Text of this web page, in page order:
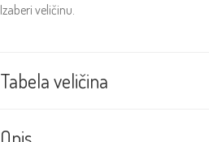
Izaberi veličinu.
Tabela veličina